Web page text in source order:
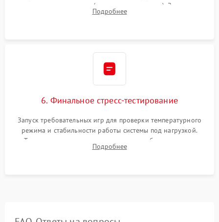
теплопроводностью (или жидкого металла). Замена
термопрокладок. Аккуратная сборка консоли и подключение
Подробнее
6. Финальное стресс-тестирование
Запуск требовательных игр для проверки температурного
режима и стабильности работы системы под нагрузкой.
Тестирование привода, синхронизации беспроводных
геймпадов, выхода в сеть и выдачи изображения без
Подробнее